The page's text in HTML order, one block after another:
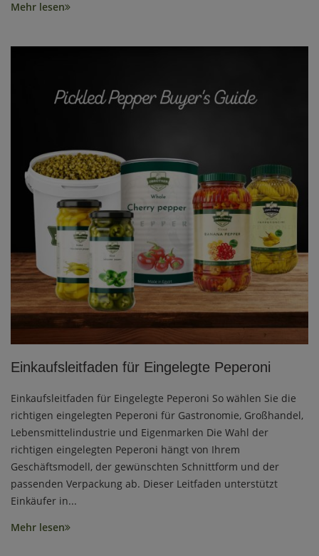
Mehr lesen
Einkaufsleitfaden für Eingelegte Peperoni
Einkaufsleitfaden für Eingelegte Peperoni So wählen Sie die
richtigen eingelegten Peperoni für Gastronomie, Großhandel,
Lebensmittelindustrie und Eigenmarken Die Wahl der
richtigen eingelegten Peperoni hängt von Ihrem
Geschäftsmodell, der gewünschten Schnittform und der
passenden Verpackung ab. Dieser Leitfaden unterstützt
Einkäufer in...
Mehr lesen